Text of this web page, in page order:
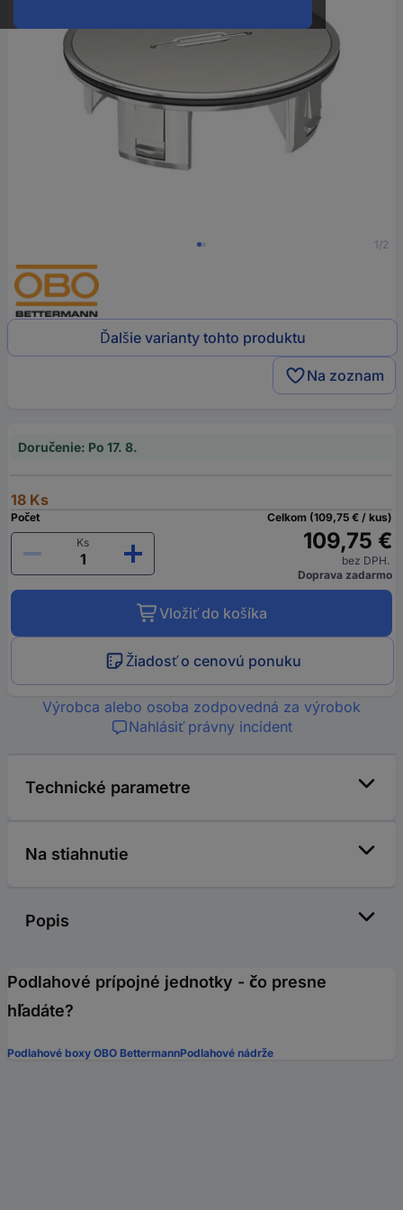
1/2
Ďalšie varianty tohto produktu
Na zoznam
Doručenie: Po 17. 8.
18 Ks
Počet
Ks
Celkom (109,75 € / kus)
109,75 €
bez DPH.
Doprava zadarmo
Vložiť do košíka
Žiadosť o cenovú ponuku
Výrobca alebo osoba zodpovedná za výrobok
Nahlásiť právny incident
Technické parametre
Na stiahnutie
Popis
Podlahové prípojné jednotky - čo presne
hľadáte?
Podlahové boxy OBO BettermannPodlahové nádrže